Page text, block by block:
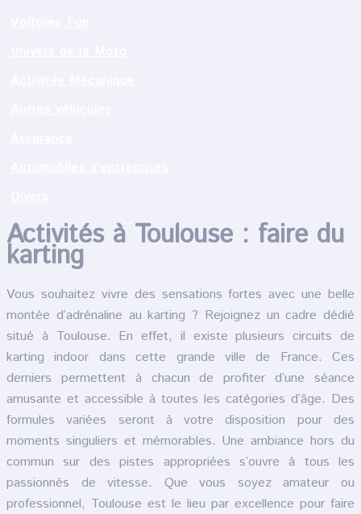
Activités à Toulouse : faire du
karting
Vous souhaitez vivre des sensations fortes avec une belle
montée d’adrénaline au karting ? Rejoignez un cadre dédié
situé à Toulouse. En effet, il existe plusieurs circuits de
karting indoor dans cette grande ville de France. Ces
derniers permettent à chacun de profiter d’une séance
amusante et accessible à toutes les catégories d’âge. Des
formules variées seront à votre disposition pour des
moments singuliers et mémorables. Une ambiance hors du
commun sur des pistes appropriées s’ouvre à tous les
passionnés de vitesse. Que vous soyez amateur ou
professionnel, Toulouse est le lieu par excellence pour faire